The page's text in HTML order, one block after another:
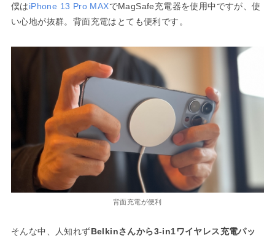
僕はiPhone 13 Pro MAXでMagSafe充電器を使用中ですが、使
い心地が抜群。背面充電はとても便利です。
背面充電が便利
そんな中、人知れずBelkinさんから3-in1ワイヤレス充電パッ